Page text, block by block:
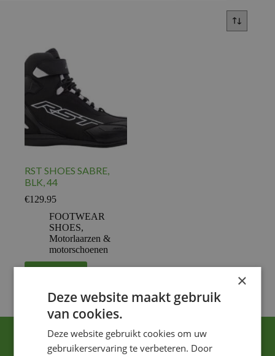
RST SHOES SABRE,
BLK, 44
€129.95
FOOTWEAR
SHOES,
Motorlaarzen &
motorschoenen
×
Deze website maakt gebruik
van cookies.
Deze website gebruikt cookies om uw
gebruikerservaring te verbeteren. Door